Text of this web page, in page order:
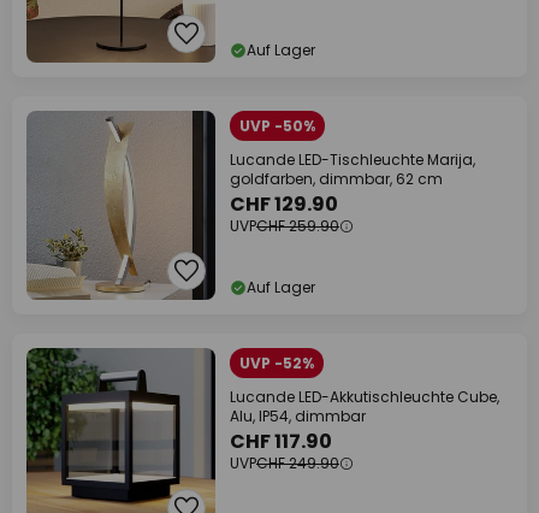
Auf Lager
UVP -50%
Lucande LED-Tischleuchte Marija,
goldfarben, dimmbar, 62 cm
CHF 129.90
UVPCHF 259.90
Auf Lager
UVP -52%
Lucande LED-Akkutischleuchte Cube,
Alu, IP54, dimmbar
CHF 117.90
UVPCHF 249.90